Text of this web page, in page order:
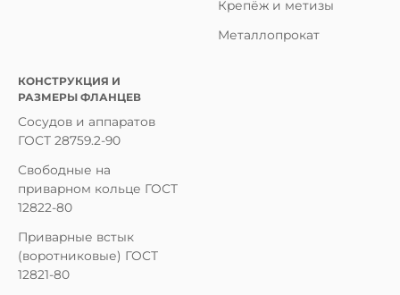
Крепёж и метизы
Металлопрокат
КОНСТРУКЦИЯ И
РАЗМЕРЫ ФЛАНЦЕВ
Сосудов и аппаратов
ГОСТ 28759.2-90
Свободные на
приварном кольце ГОСТ
12822-80
Приварные встык
(воротниковые) ГОСТ
12821-80